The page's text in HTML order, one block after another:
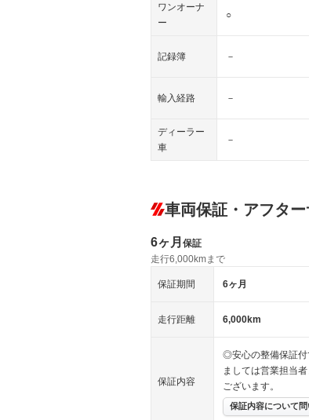
ワンオーナ
ー
○
記録簿 －
輸入経路 －
ディーラー
車
－
車両保証・アフター
6ヶ月 保証
走行6,000kmまで
保証期間 6ヶ月
走行距離 6,000km
保証内容
◎安心の整備保証付
ましては営業担当
ございます。
保証内容について